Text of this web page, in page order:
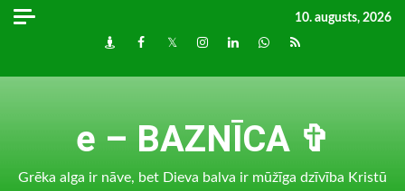
Skip
10. augusts, 2026
DraugiemFacebook
TwitterInstagram
LinkedInwhatsapp
RSS
e – BAZNĪCA ✞
Grēka alga ir nāve, bet Dieva balva ir mūžīga dzīvība Kristū